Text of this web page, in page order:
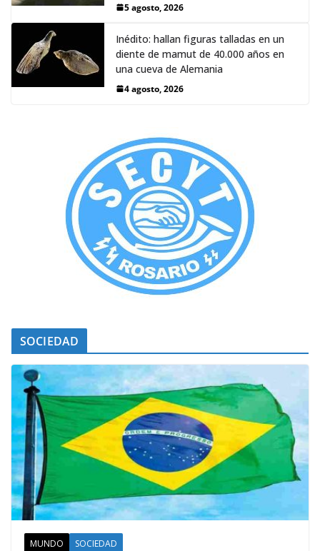
5 agosto, 2026
Inédito: hallan figuras talladas en un
diente de mamut de 40.000 años en
una cueva de Alemania
4 agosto, 2026
SOCIEDAD
MUNDO SOCIEDAD